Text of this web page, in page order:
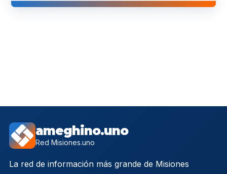
ameghino.uno
Red Misiones.uno
La red de información más grande de Misiones